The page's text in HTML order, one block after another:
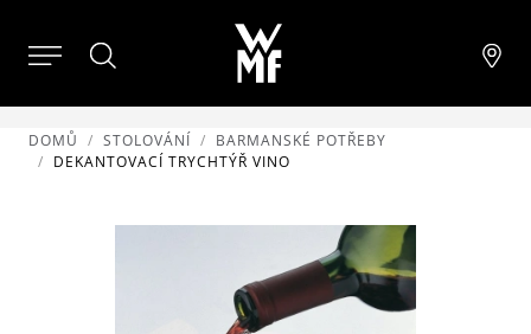
DOMŮ STOLOVÁNÍ
BARMANSKÉ POTŘEBY
DEKANTOVACÍ TRYCHTÝŘ VINO